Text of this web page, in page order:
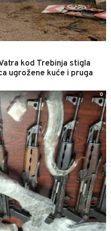
kod Trebinja stigla
ugrožene kuće i pruga
0